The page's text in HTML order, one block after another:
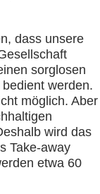
dass unsere
sorglosen
werden.
möglich. Aber
wird das
Take-away
etwa 60